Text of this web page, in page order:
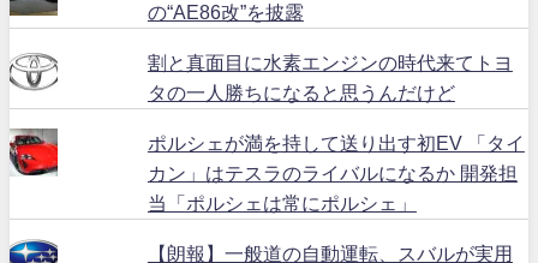
の“AE86改”を披露
割と真面目に水素エンジンの時代来てトヨ
タの一人勝ちになると思うんだけど
ポルシェが満を持して送り出す初EV 「タイ
カン」はテスラのライバルになるか 開発担
当「ポルシェは常にポルシェ」
【朗報】一般道の自動運転、スバルが実用